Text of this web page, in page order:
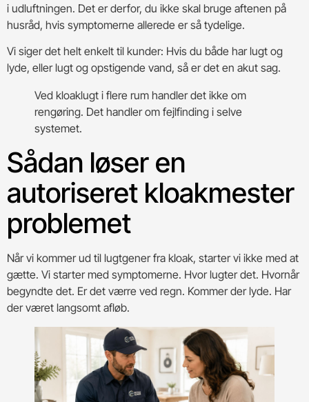
i udluftningen. Det er derfor, du ikke skal bruge aftenen på
husråd, hvis symptomerne allerede er så tydelige.
Vi siger det helt enkelt til kunder: Hvis du både har lugt og
lyde, eller lugt og opstigende vand, så er det en akut sag.
Ved kloaklugt i flere rum handler det ikke om
rengøring. Det handler om fejlfinding i selve
systemet.
Sådan løser en
autoriseret kloakmester
problemet
Når vi kommer ud til lugtgener fra kloak, starter vi ikke med at
gætte. Vi starter med symptomerne. Hvor lugter det. Hvornår
begyndte det. Er det værre ved regn. Kommer der lyde. Har
der været langsomt afløb.